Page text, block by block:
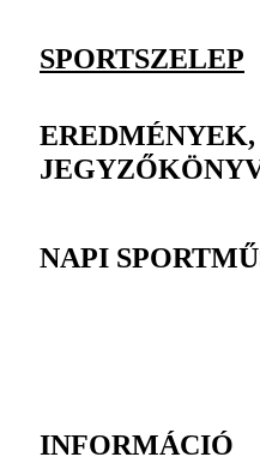
SPORTSZELEP
EREDMÉNYEK,
NAPI
INFORMÁCIÓ